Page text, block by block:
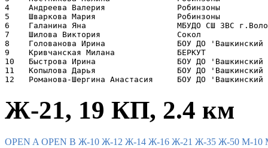
4    Андреева Валерия               Робинзоны
5    Шваркова Мария                 Робинзоны
6    Галанина Яна                   МБУДО СШ ЗВС
7    Шилова Виктория                Сокол
8    Голованова Ирина               БОУ ДО
9    Кривчанская Милана             БЕРКУТ
10   Быстрова Ирина                 БОУ
11   Копылова Дарья                 БОУ
Ж-21, 19 КП, 2.4 км
OPEN A OPEN B Ж-10 Ж-12 Ж-14 Ж-16 Ж-21 Ж-35 Ж-50 М-10